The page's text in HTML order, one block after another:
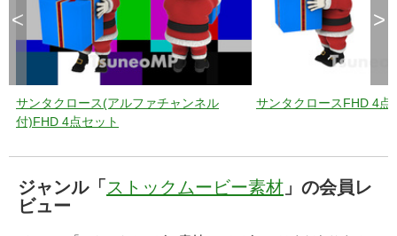
サンタクロース(アルファチャンネル
付)FHD 4点セット
サンタクロースFHD 4点
< >
ジャンル「ストックムービー素材 」の会員レ
ビュー